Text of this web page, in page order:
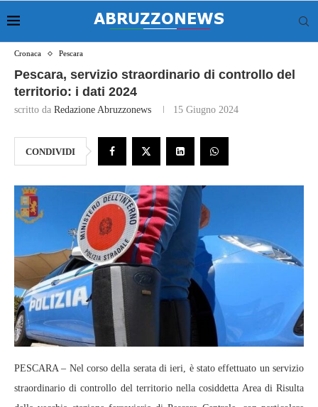
Cronaca Pescara
Pescara, servizio straordinario di controllo del
territorio: i dati 2024
scritto da Redazione Abruzzonews 15 Giugno 2024
CONDIVIDI
PESCARA – Nel corso della serata di ieri, è stato effettuato un servizio
straordinario di controllo del territorio nella cosiddetta Area di Risulta